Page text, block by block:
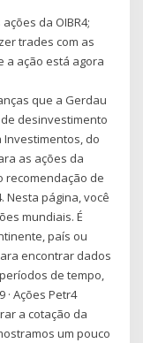
da OIBR4;
trades com as
a ação está agora
que a Gerdau
desinvestimento
Investimentos, do
as ações da
recomendação de
Nesta página, você
mundiais. É
país ou
encontrar dados
de tempo,
Ações Petr4
a cotação da
um pouco